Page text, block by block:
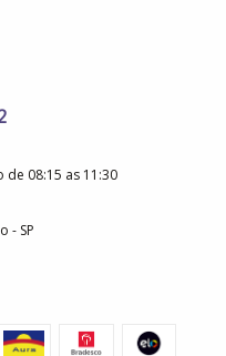
de 08:15 as 11:30
- SP